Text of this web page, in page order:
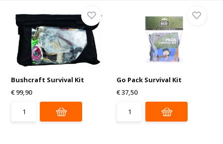
Bushcraft Survival Kit
€ 99,90
Go Pack Survival Kit
€ 37,50